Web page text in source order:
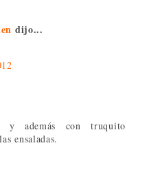
dijo...
y además con truquito
ensaladas.